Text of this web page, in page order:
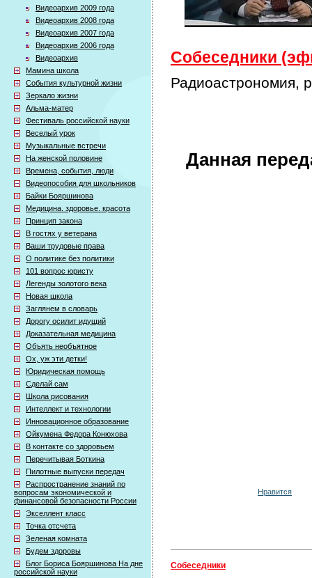
Видеоархив 2009 года
Видеоархив 2008 года
Видеоархив 2007 года
Видеоархив 2006 года
Видеоархив
Мамина школа
События культурной жизни
Зеркало жизни
Альма-матер
Фестиваль российской науки
Веселый урок
Музыкальные встречи
На женской половине
Времена, события, люди
Видеопособия для школьников
Байки Бояршинова
Медицина. здоровье. красота
Принцип закона
В гостях у ветерана
Ваши трудовые права
О политике без политики
101 вопрос юристу
Легенды золотого века
Новая школа
Заглянем в словарь
Дорогу осилит идущий
Доказательная медицина
Объять необъятное
Ох, уж эти детки!
Юридическая помощь
Сделай сам
Школа рисования
Интеллект и технологии
Инновационное образование
Ойкумена Федора Конюхова
В контакте со здоровьем
Перечитывая Боткина
Пилотные выпуски передач
Распространение знаний по
вопросам экономической и
финансовой безопасности России
Экселлент класс
Точка отсчета
Зеленая комната
Будем здоровы
Блог Бориса Бояршинова На дне
российской науки
Собеседники
Радиоастрономия,
Данная
Нравится
Собеседники